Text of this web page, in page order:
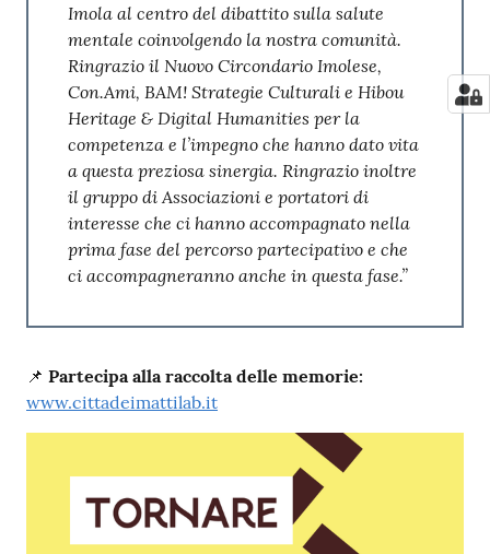
Imola al centro del dibattito sulla salute
mentale coinvolgendo la nostra comunità.
Ringrazio il Nuovo Circondario Imolese,
Con.Ami, BAM! Strategie Culturali e Hibou
Heritage & Digital Humanities per la
competenza e l’impegno che hanno dato vita
a questa preziosa sinergia. Ringrazio inoltre
il gruppo di Associazioni e portatori di
interesse che ci hanno accompagnato nella
prima fase del percorso partecipativo e che
ci accompagneranno anche in questa fase.”
📌 Partecipa alla raccolta delle memorie:
www.cittadeimattilab.it